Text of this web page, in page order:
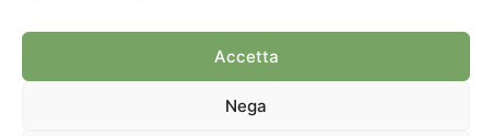
Accetta
Nega
Abate che ci permette di operare la domenica. Il 22%
della cifra d’affari viene fatta la domenica”.